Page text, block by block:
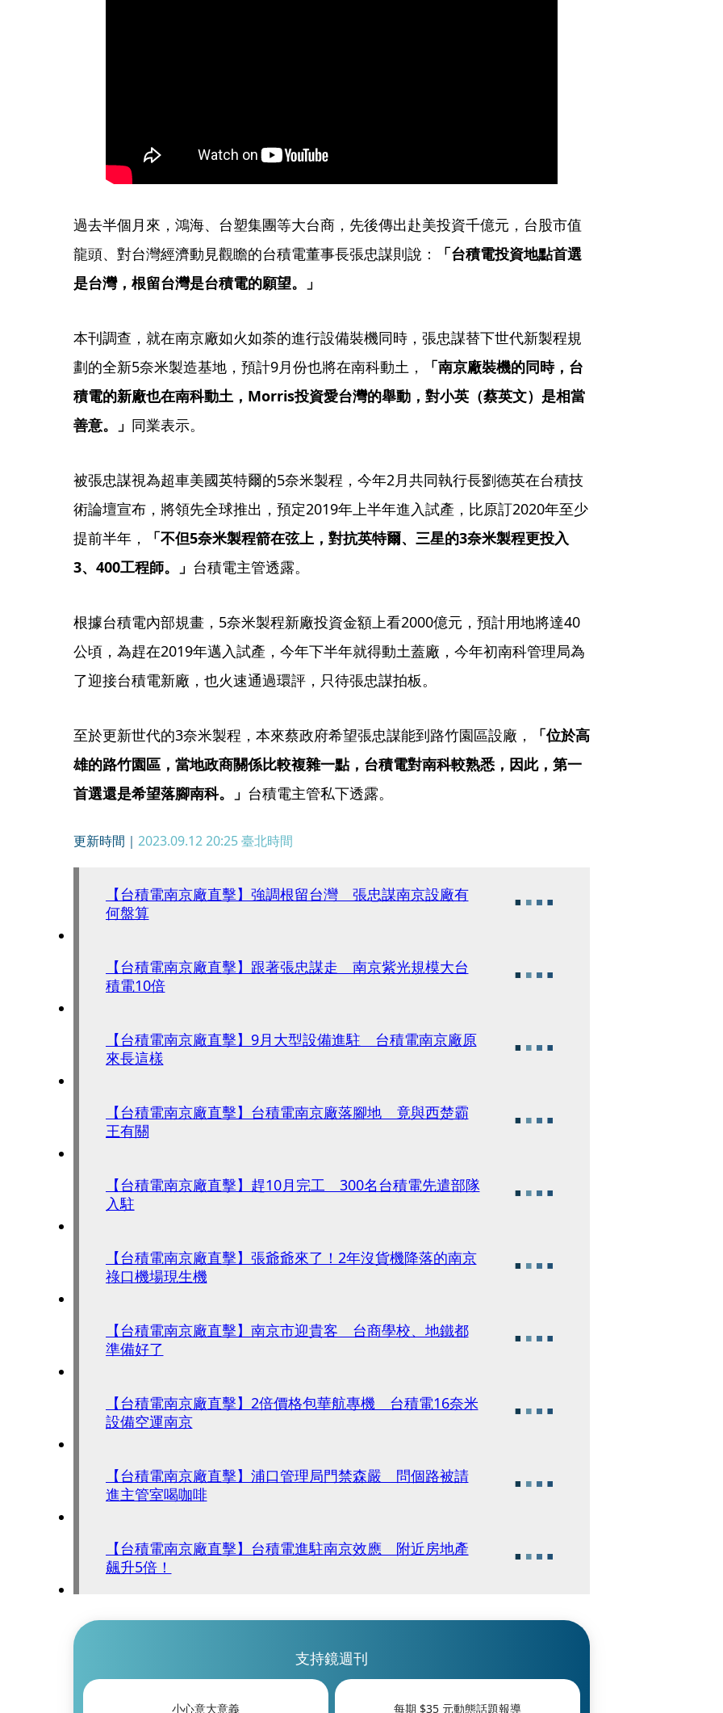
過去半個月來，鴻海、台塑集團等大台商，先後傳出赴美投資千億元，台股市值
龍頭、對台灣經濟動見觀瞻的台積電董事長張忠謀則說：
「台積電投資地點首選
是台灣，根留台灣是台積電的願望。」
本刊調查，就在南京廠如火如荼的進行設備裝機同時，張忠謀替下世代新製程規
劃的全新5奈米製造基地，預計9月份也將在南科動土，
「南京廠裝機的同時，台
積電的新廠也在南科動土，Morris投資愛台灣的舉動，對小英（蔡英文）是相當
善意。」 同業表示。
被張忠謀視為超車美國英特爾的5奈米製程，今年2月共同執行長劉德英在台積技
術論壇宣布，將領先全球推出，預定2019年上半年進入試產，比原訂2020年至少
提前半年，
「不但5奈米製程箭在弦上，對抗英特爾、三星的3奈米製程更投入
3、400工程師。」 台積電主管透露。
根據台積電內部規畫，5奈米製程新廠投資金額上看2000億元，預計用地將達40
公頃，為趕在2019年邁入試產，今年下半年就得動土蓋廠，今年初南科管理局為
了迎接台積電新廠，也火速通過環評，只待張忠謀拍板。
至於更新世代的3奈米製程，本來蔡政府希望張忠謀能到路竹園區設廠，
「位於高
雄的路竹園區，當地政商關係比較複雜一點，台積電對南科較熟悉，因此，第一
首選還是希望落腳南科。」 台積電主管私下透露。
更新時間｜ 2023.09.12 20:25臺北時間
【台積電南京廠直擊】強調根留台灣 張忠謀南京設廠有
何盤算
【台積電南京廠直擊】跟著張忠謀走 南京紫光規模大台
積電10倍
【台積電南京廠直擊】9月大型設備進駐 台積電南京廠原
來長這樣
【台積電南京廠直擊】台積電南京廠落腳地 竟與西楚霸
王有關
【台積電南京廠直擊】趕10月完工 300名台積電先遣部隊
入駐
【台積電南京廠直擊】張爺爺來了！2年沒貨機降落的南京
祿口機場現生機
【台積電南京廠直擊】南京市迎貴客 台商學校、地鐵都
準備好了
【台積電南京廠直擊】2倍價格包華航專機 台積電16奈米
設備空運南京
【台積電南京廠直擊】浦口管理局門禁森嚴 問個路被請
進主管室喝咖啡
【台積電南京廠直擊】台積電進駐南京效應 附近房地產
飆升5倍！
支持鏡週刊
小心意大意義 每期 $35元動態話題報導